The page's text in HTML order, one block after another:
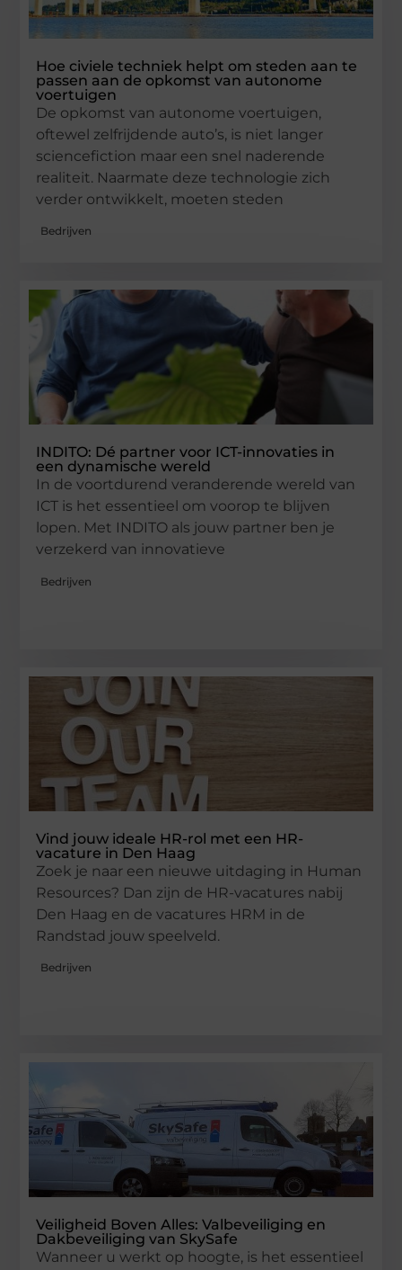
Hoe civiele techniek helpt om steden aan te
passen aan de opkomst van autonome
voertuigen
De opkomst van autonome voertuigen,
oftewel zelfrijdende auto’s, is niet langer
sciencefiction maar een snel naderende
realiteit. Naarmate deze technologie zich
verder ontwikkelt, moeten steden
Bedrijven
INDITO: Dé partner voor ICT-innovaties in
een dynamische wereld
In de voortdurend veranderende wereld van
ICT is het essentieel om voorop te blijven
lopen. Met INDITO als jouw partner ben je
verzekerd van innovatieve
Bedrijven
Vind jouw ideale HR-rol met een HR-
vacature in Den Haag
Zoek je naar een nieuwe uitdaging in Human
Resources? Dan zijn de HR-vacatures nabij
Den Haag en de vacatures HRM in de
Randstad jouw speelveld.
Bedrijven
Veiligheid Boven Alles: Valbeveiliging en
Dakbeveiliging van SkySafe
Wanneer u werkt op hoogte, is het essentieel